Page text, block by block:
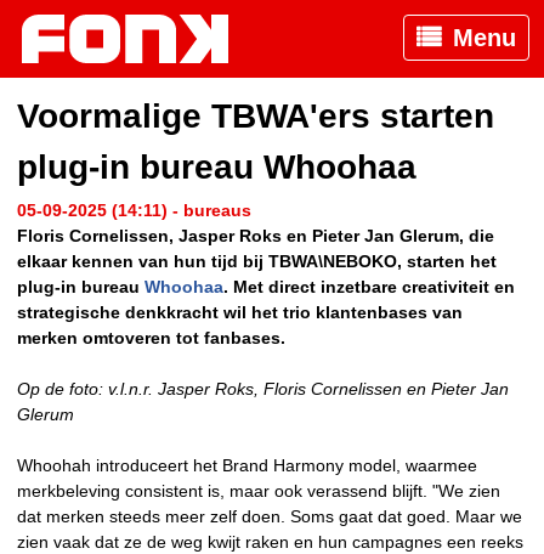
Menu
Voormalige TBWA'ers starten
plug-in bureau Whoohaa
05-09-2025 (14:11) - bureaus
Floris Cornelissen, Jasper Roks en Pieter Jan Glerum, die
elkaar kennen van hun tijd bij TBWA\NEBOKO, starten het
plug-in bureau Whoohaa. Met direct inzetbare creativiteit en
strategische denkkracht wil het trio klantenbases van
merken omtoveren tot fanbases.
Op de foto: v.l.n.r. Jasper Roks, Floris Cornelissen en Pieter Jan
Glerum
Whoohah introduceert het Brand Harmony model, waarmee
merkbeleving consistent is, maar ook verassend blijft. "We zien
dat merken steeds meer zelf doen. Soms gaat dat goed. Maar we
zien vaak dat ze de weg kwijt raken en hun campagnes een reeks